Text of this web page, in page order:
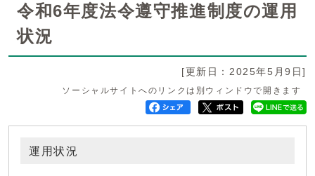
令和6年度法令遵守推進制度の運用
状況
[更新日：2025年5月9日]
ソーシャルサイトへのリンクは別ウィンドウで開きます
運用状況